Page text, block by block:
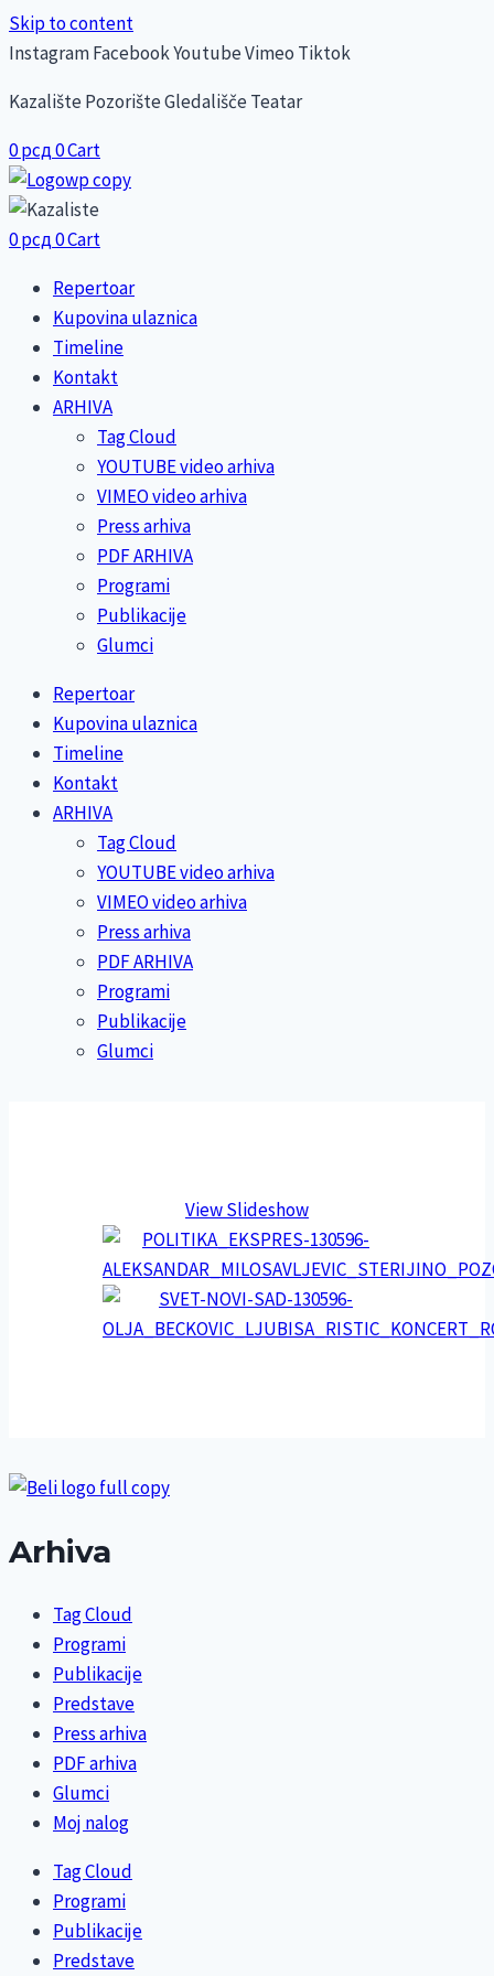
Skip to content
InstagramFacebookYoutubeVimeo Tiktok
Kazalište Pozorište Gledališče Teatar
0рсд0Cart
0рсд0Cart
Repertoar
Kupovina ulaznica
Timeline
Kontakt
ARHIVA
Tag Cloud
YOUTUBE video arhiva
VIMEO video arhiva
Press arhiva
PDF ARHIVA
Programi
Publikacije
Glumci
Repertoar
Kupovina ulaznica
Timeline
Kontakt
ARHIVA
Tag Cloud
YOUTUBE video arhiva
VIMEO video arhiva
Press arhiva
PDF ARHIVA
Programi
Publikacije
Glumci
View Slideshow
Arhiva
Tag Cloud
Programi
Publikacije
Predstave
Press arhiva
PDF arhiva
Glumci
Moj nalog
Tag Cloud
Programi
Publikacije
Predstave